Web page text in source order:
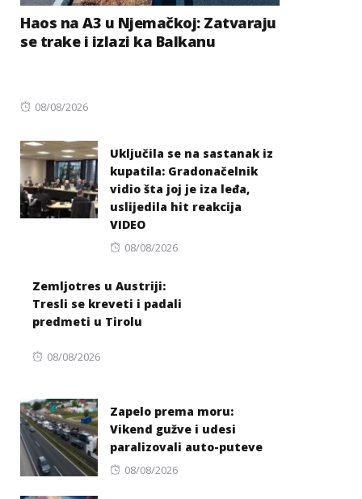
Haos na A3 u Njemačkoj: Zatvaraju
se trake i izlazi ka Balkanu
Posted
08/08/2026
Uključila se na sastanak iz
kupatila: Gradonačelnik
vidio šta joj je iza leđa,
uslijedila hit reakcija
VIDEO
Posted
08/08/2026
Zemljotres u Austriji:
Tresli se kreveti i padali
predmeti u Tirolu
Posted
08/08/2026
Zapelo prema moru:
Vikend gužve i udesi
paralizovali auto-puteve
Posted
08/08/2026